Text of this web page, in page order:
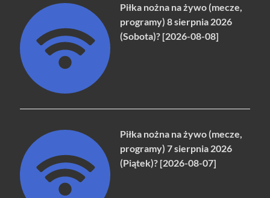
Piłka nożna na żywo (mecze,
programy) 8 sierpnia 2026
(Sobota)? [2026-08-08]
Piłka nożna na żywo (mecze,
programy) 7 sierpnia 2026
(Piątek)? [2026-08-07]